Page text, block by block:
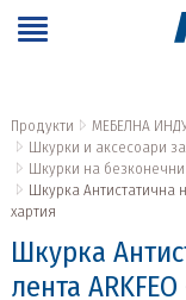
Продукти
МЕБЕЛНА
Шкурки и аксесоари
Шкурки на
Шкурка Антистатична
хартия
Шкурка
лента